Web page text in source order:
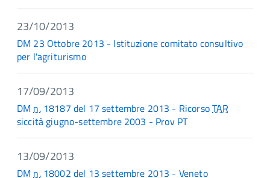
23/10/2013
DM 23 Ottobre 2013 - Istituzione comitato consultivo
per l'agriturismo
17/09/2013
DMn.18187 del 17 settembre 2013 - RicorsoTAR
siccità giugno-settembre 2003 - Prov PT
13/09/2013
DMn.18002 del 13 settembre 2013 - Veneto